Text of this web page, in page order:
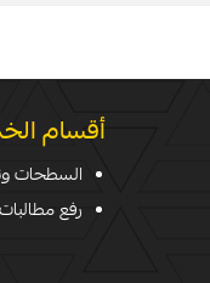
أقسام
السطحات
رفع